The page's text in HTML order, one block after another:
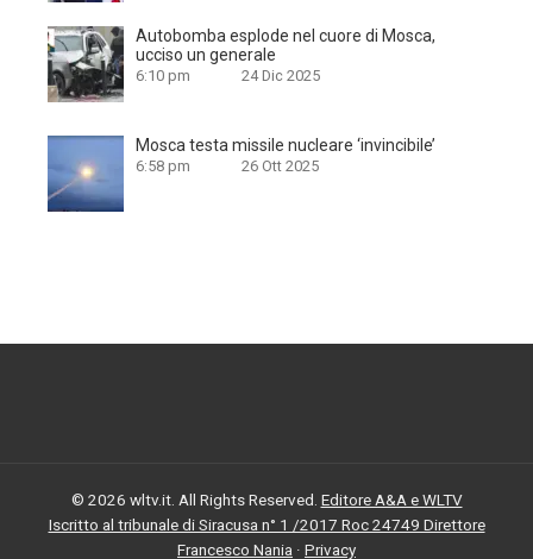
Autobomba esplode nel cuore di Mosca,
ucciso un generale
6:10 pm 24 Dic 2025
Mosca testa missile nucleare ‘invincibile’
6:58 pm 26 Ott 2025
© 2026 wltv.it. All Rights Reserved. Editore A&A e WLTV
Iscritto al tribunale di Siracusa n° 1 /2017 Roc 24749 Direttore
Francesco Nania · Privacy